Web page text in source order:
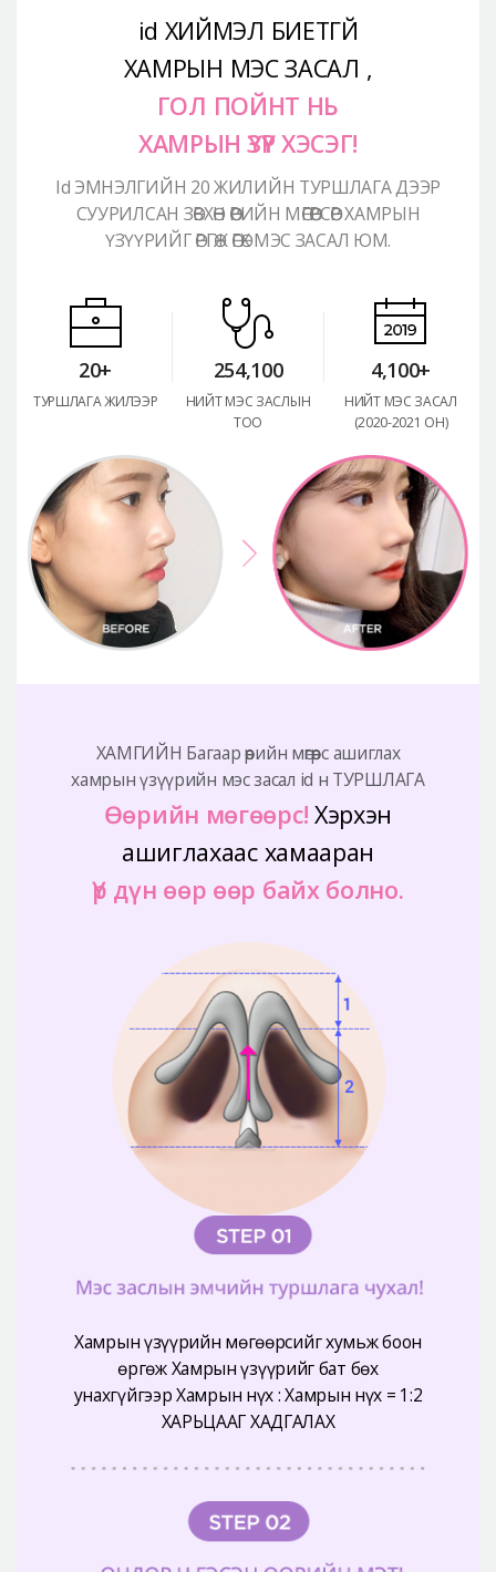
id ХИЙМЭЛ БИЕТГҮЙ
ХАМРЫН МЭС ЗАСАЛ ,
ГОЛ ПОЙНТ НЬ
ХАМРЫН ҮЗҮҮР ХЭСЭГ!
Id ЭМНЭЛГИЙН 20 ЖИЛИЙН ТУРШЛАГА ДЭЭР
СУУРИЛСАН ЗӨВХӨН ӨӨРИЙН МӨГӨӨРСӨӨР ХАМРЫН
ҮЗҮҮРИЙГ ӨРГӨЖ ӨГӨХ МЭС ЗАСАЛ ЮМ.
20+
ТУРШЛАГА ЖИЛЭЭР
254,100
НИЙТ МЭС ЗАСЛЫН
ТОО
4,100+
НИЙТ МЭС ЗАСАЛ
(2020-2021 ОН)
ХАМГИЙН Багаар өөрийн мөгөөрс ашиглах
хамрын үзүүрийн мэс засал id н ТУРШЛАГА
Өөрийн мөгөөрс! Хэрхэн
ашиглахаас хамааран
Үр дүн өөр өөр байх болно.
Хамрын үзүүрийн мөгөөрсийг хумьж боон
өргөж Хамрын үзүүрийг бат бөх
унахгүйгээр Хамрын нүх : Хамрын нүх = 1:2
ХАРЬЦААГ ХАДГАЛАХ